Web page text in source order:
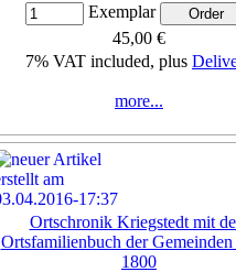
Exemplar
45,00 €
7% VAT included, plus
more...
Ortschronik Kriegstedt mit
Ortsfamilienbuch der
1800